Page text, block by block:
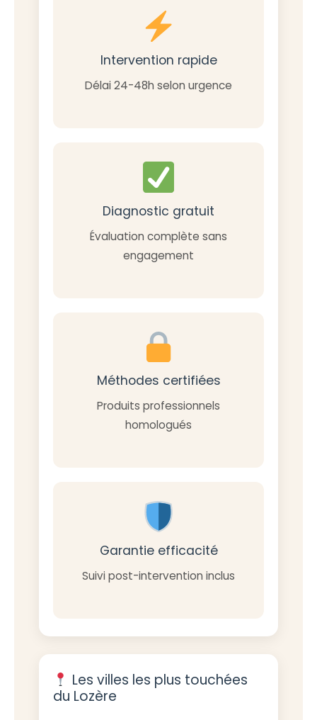
Intervention rapide
Délai 24-48h selon urgence
Diagnostic gratuit
Évaluation complète sans
engagement
Méthodes certifiées
Produits professionnels
homologués
Garantie efficacité
Suivi post-intervention inclus
Les villes les plus touchées
du Lozère